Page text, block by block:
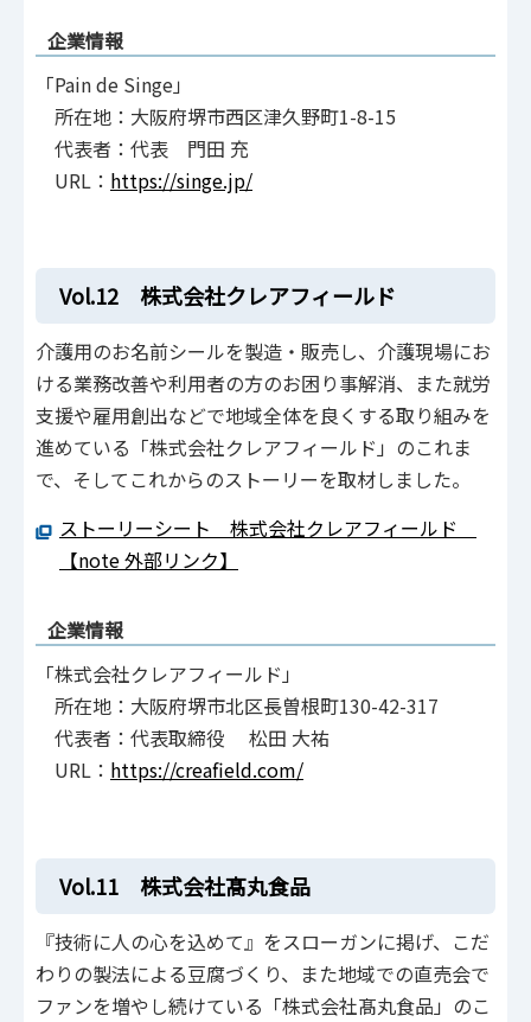
企業情報
「Pain de Singe」
所在地：大阪府堺市西区津久野町1-8-15
代表者：代表 門田 充
URL： https://singe.jp/
Vol.12 株式会社クレアフィールド
介護用のお名前シールを製造・販売し、介護現場にお
ける業務改善や利用者の方のお困り事解消、また就労
支援や雇用創出などで地域全体を良くする取り組みを
進めている「株式会社クレアフィールド」のこれま
で、そしてこれからのストーリーを取材しました。
ストーリーシート 株式会社クレアフィールド
【note 外部リンク】
企業情報
「株式会社クレアフィールド」
所在地：大阪府堺市北区長曽根町130-42-317
代表者：代表取締役 松田 大祐
URL： https://creafield.com/
Vol.11 株式会社髙丸食品
『技術に人の心を込めて』をスローガンに掲げ、こだ
わりの製法による豆腐づくり、また地域での直売会で
ファンを増やし続けている「株式会社髙丸食品」のこ